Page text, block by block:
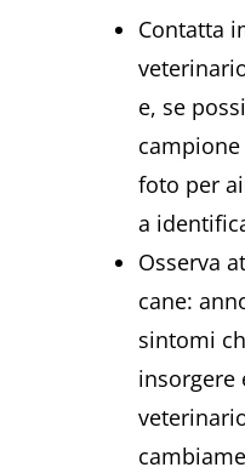
Contatta
e, se
foto per
a
Osserva
cane:
sintomi
insorgere